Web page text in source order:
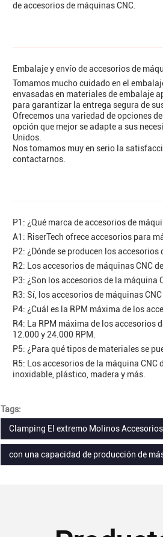
de accesorios de máquinas CNC.
Embalaje y envío de accesorios de
Tomamos mucho cuidado en el
envasadas en materiales de embalaje
para garantizar la entrega segura de
Ofrecemos una variedad de opciones
opción que mejor se adapte a sus
Unidos.
Nos tomamos muy en serio la
contactarnos.
P1: ¿Qué marca de accesorios de
A1: RiserTech ofrece accesorios para
P2: ¿Dónde se producen los accesorios
R2: Los accesorios de máquinas CNC
P3: ¿Son los accesorios de la máquina
R3: Sí, los accesorios de máquinas
P4: ¿Cuál es la RPM máxima de los
R4: La RPM máxima de los accesorios
12.000 y 24.000 RPM.
P5: ¿Para qué tipos de materiales se
R5: Los accesorios de la máquina
inoxidable, plástico, madera y más.
Tags:
Clamping El extremo Molinos
con una capacidad de producción de